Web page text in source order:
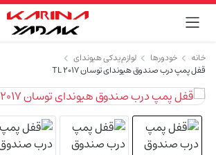
خانه خودورها
لوازم یدکی هیوندای
قفل پمپ درب صندوق هیوندای توسان TL 2017